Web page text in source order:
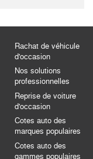
Rachat de véhicule
d'occasion
Nos solutions
professionnelles
Reprise de voiture
d'occasion
Cotes auto des
marques populaires
Cotes auto des
gammes populaires